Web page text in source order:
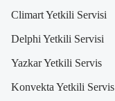
Climart Yetkili Servisi
Delphi Yetkili Servisi
Yazkar Yetkili Servis
Konvekta Yetkili Servis